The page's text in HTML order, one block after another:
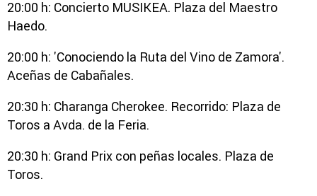
20:00 h: Concierto MUSIKEA. Plaza del Maestro
Haedo.
20:00 h: 'Conociendo la Ruta del Vino de Zamora'.
Aceñas de Cabañales.
20:30 h: Charanga Cherokee. Recorrido: Plaza de
Toros a Avda. de la Feria.
20:30 h: Grand Prix con peñas locales. Plaza de
Toros.